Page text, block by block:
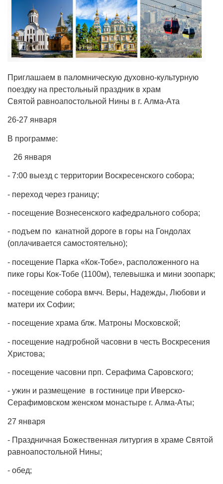
Приглашаем в паломническую духовно-культурную
поездку на престольный праздник в храм
Святой равноапостольной Нины в г. Алма-Ата
26-27 января
В программе:
26 января
- 7:00 выезд с территории Воскресенского собора;
- переход через границу;
- посещение Вознесенского кафедрального собора;
- подъем по канатной дороге в горы на Гондолах
(оплачивается самостоятельно);
- посещение Парка «Кок-Тобе», расположенного на
пике горы Кок-Тобе (1100м), телевышка и мини зоопарк;
- посещение собора вмчч. Веры, Надежды, Любови и
матери их Софии;
- посещение храма блж. Матроны Московской;
- посещение надгробной часовни в честь Воскресения
Христова;
- посещение часовни прп. Серафима Саровского;
- ужин и размещение в гостинице при Иверско-
Серафимовском женском монастыре г. Алма-Аты;
27 января
- Праздничная Божественная литургия в храме Святой
равноапостольной Нины;
- обед;